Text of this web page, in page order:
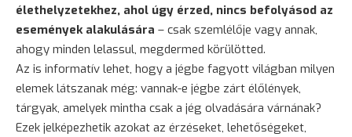
élethelyzetekhez, ahol úgy érzed, nincs befolyásod az
események alakulására – csak szemlélője vagy annak,
ahogy minden lelassul, megdermed körülötted.
Az is informatív lehet, hogy a jégbe fagyott világban milyen
elemek látszanak még: vannak-e jégbe zárt élőlények,
tárgyak, amelyek mintha csak a jég olvadására várnának?
Ezek jelképezhetik azokat az érzéseket, lehetőségeket,